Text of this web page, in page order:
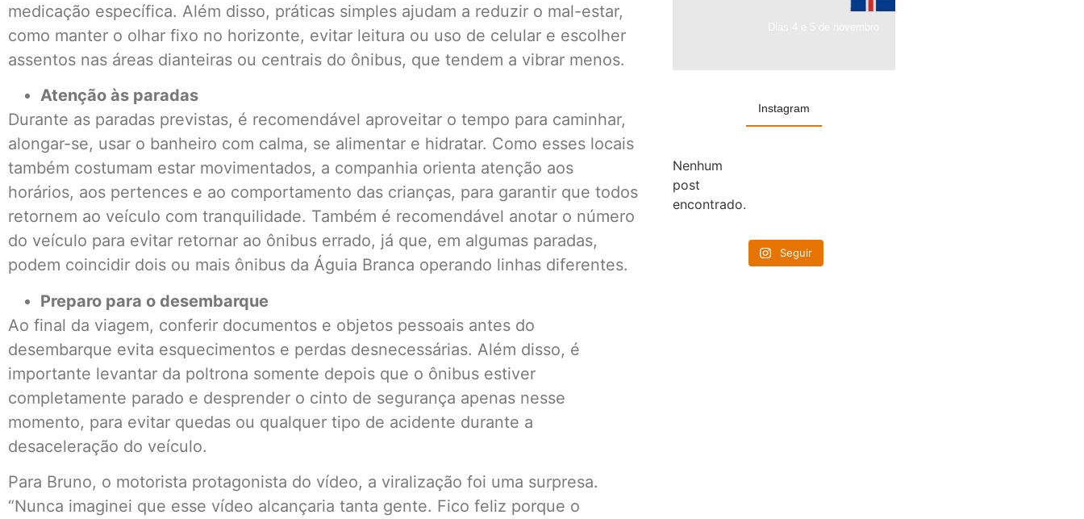
medicação específica. Além disso, práticas simples ajudam a reduzir o mal-estar,
como manter o olhar fixo no horizonte, evitar leitura ou uso de celular e escolher
assentos nas áreas dianteiras ou centrais do ônibus, que tendem a vibrar menos.
Atenção às paradas
Durante as paradas previstas, é recomendável aproveitar o tempo para caminhar,
alongar-se, usar o banheiro com calma, se alimentar e hidratar. Como esses locais
também costumam estar movimentados, a companhia orienta atenção aos
horários, aos pertences e ao comportamento das crianças, para garantir que todos
retornem ao veículo com tranquilidade. Também é recomendável anotar o número
do veículo para evitar retornar ao ônibus errado, já que, em algumas paradas,
podem coincidir dois ou mais ônibus da Águia Branca operando linhas diferentes.
Preparo para o desembarque
Ao final da viagem, conferir documentos e objetos pessoais antes do
desembarque evita esquecimentos e perdas desnecessárias. Além disso, é
importante levantar da poltrona somente depois que o ônibus estiver
completamente parado e desprender o cinto de segurança apenas nesse
momento, para evitar quedas ou qualquer tipo de acidente durante a
desaceleração do veículo.
Para Bruno, o motorista protagonista do vídeo, a viralização foi uma surpresa.
“Nunca imaginei que esse vídeo alcançaria tanta gente. Fico feliz porque o
Instagram
Nenhum
post
encontrado.
Seguir